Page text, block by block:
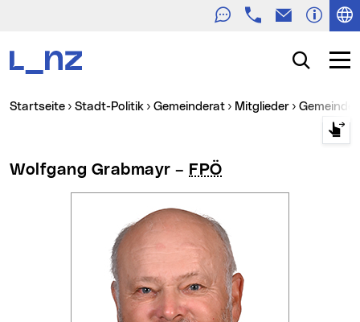
TelefonE-Mail
Suche
Sie sind hier:
Startseite Stadt-Politik Gemeinderat Mitglieder
Wolfgang Grabmayr – FPÖ